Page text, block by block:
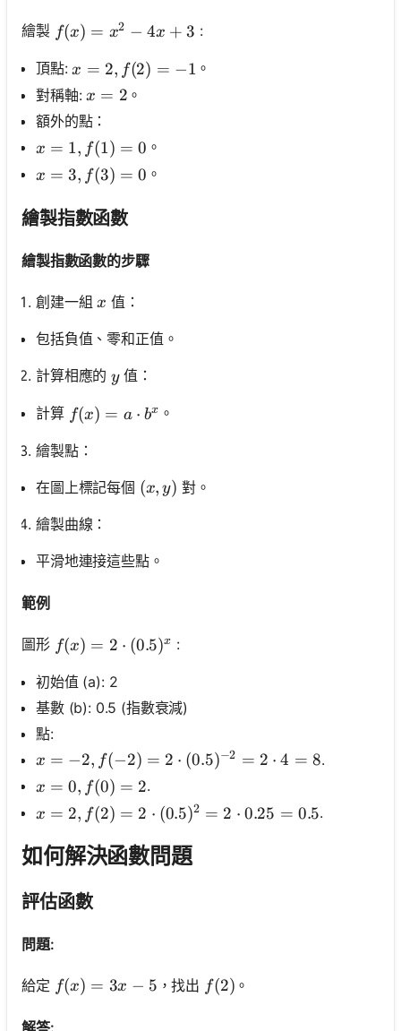
繪製 f(x)=x^2-4 x+3
f(x) = x2 − 4x + 3 :
頂點:x=2, f(2)=-1
x = 2, f(2) = −1 。
對稱軸:x=2
x = 2 。
額外的點：
x=1, f(1)=0
x = 1, f(1) = 0 。
x=3, f(3)=0
x = 3, f(3) = 0 。
繪製指數函數
繪製指數函數的步驟
創建一組x
x 值：
包括負值、零和正值。
計算相應的y
y值：
計算 f(x)=a \cdot b^x
f(x) = a ⋅ bx 。
繪製點：
在圖上標記每個 (x, y)
(x, y) 對。
繪製曲線：
平滑地連接這些點。
範例
圖形 f(x)=2 \cdot(0.5)^x
f(x) = 2 ⋅ (0.5)x :
初始值 (a): 2
基數 (b): 0.5 (指數衰減)
點:
x=-2, f(-2)=2 \cdot(0.5)^{-2}=2 \cdot 4=8
x = −2, f(−2) = 2 ⋅ (0.5)−2 = 2 ⋅ 4 = 8.
x=0, f(0)=2
x = 0, f(0) = 2.
x=2, f(2)=2 \cdot(0.5)^2=2 \cdot 0.25=0.5
x = 2, f(2) = 2 ⋅ (0.5)2 = 2 ⋅ 0.25 = 0.5.
如何解決函數問題
評估函數
問題:
給定 f(x)=3 x-5
f(x) = 3x − 5 ，找出 f(2)
f(2) 。